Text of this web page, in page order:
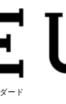
ード